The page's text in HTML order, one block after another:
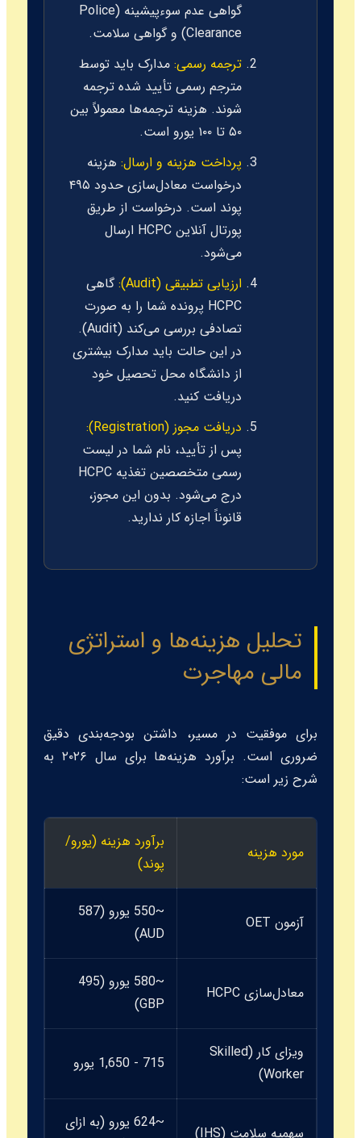
گواهی عدم سوءپیشینه (Police
Clearance) و گواهی سلامت.
ترجمه رسمی:مدارک باید توسط
مترجم رسمی تأیید شده ترجمه
شوند. هزینه ترجمه‌ها معمولاً بین
۵۰ تا ۱۰۰ یورو است.
پرداخت هزینه و ارسال:هزینه
درخواست معادل‌سازی حدود ۴۹۵
پوند است. درخواست از طریق
پورتال آنلاین HCPC ارسال
می‌شود.
ارزیابی تطبیقی (Audit):
گاهی
HCPC پرونده شما را به صورت
تصادفی بررسی می‌کند (Audit).
در این حالت باید مدارک بیشتری
از دانشگاه محل تحصیل خود
دریافت کنید.
دریافت مجوز (Registration):
پس از تأیید، نام شما در لیست
رسمی متخصصین تغذیه HCPC
درج می‌شود. بدون این مجوز،
قانوناً اجازه کار ندارید.
تحلیل هزینه‌ها و استراتژی
مالی مهاجرت
برای موفقیت در مسیر، داشتن بودجه‌بندی دقیق
ضروری است. برآورد هزینه‌ها برای سال ۲۰۲۶ به
شرح زیر است:
مورد هزینه
برآورد هزینه (یورو/
پوند)
آزمون OET
~550 یورو (587
AUD)
معادل‌سازی HCPC
~580 یورو (495
GBP)
ویزای کار (Skilled
Worker)
715 - 1,650 یورو
سهمیه سلامت (IHS)
~624 یورو (به ازای